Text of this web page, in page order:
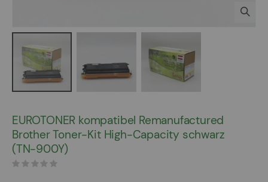
der
Bildergalerie
springen
EUROTONER kompatibel Remanufactured
Brother Toner-Kit High-Capacity schwarz
(TN-900Y)